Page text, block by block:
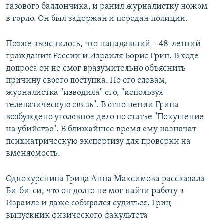
газового баллончика, и ранил журналистку ножом
в горло. Он был задержан и передан полиции.
Позже выяснилось, что нападавший – 48-летний
гражданин России и Израиля Борис Гриц. В ходе
допроса он не смог вразумительно объяснить
причину своего поступка. По его словам,
журналистка "изводила" его, "используя
телепатическую связь". В отношении Грица
возбуждено уголовное дело по статье "Покушение
на убийство". В ближайшее время ему назначат
психиатрическую экспертизу для проверки на
вменяемость.
Однокурсница Грица Анна Максимова рассказала
Би-би-си, что он долго не мог найти работу в
Израиле и даже собирался судиться. Гриц –
выпускник физического факультета